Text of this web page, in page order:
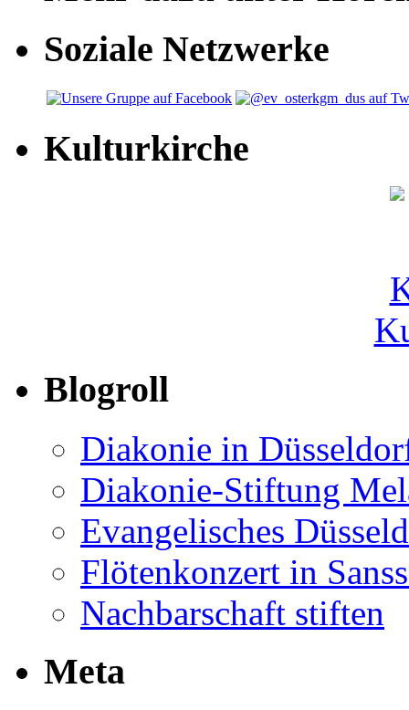
Soziale Netzwerke
Kulturkirche
Blogroll
Diakonie in
Diakonie-Stiftung
Evangelisches
Flötenkonzert in
Nachbarschaft stiften
Meta